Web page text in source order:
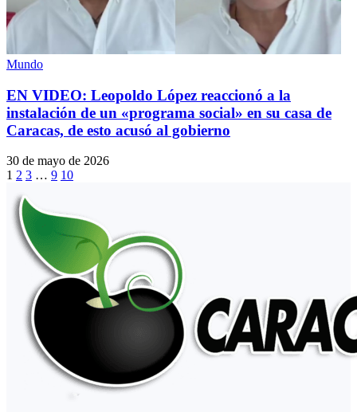
Mundo
EN VIDEO: Leopoldo López reaccionó a la
instalación de un «programa social» en su casa de
Caracas, de esto acusó al gobierno
30 de mayo de 2026
1 2 3 … 9 10